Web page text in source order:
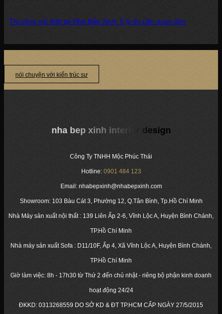
Thi công nội thất tại Nhà Bếp Xinh: 5 lý do cần quan tâm
nói chuyện với kiến trúc sư
nha bep xinh interior design
Công Ty TNHH Mộc Phúc Thái
Hotline: 0901 484 123
Email: nhabepxinh@nhabepxinh.com
Showroom: 103 Bàu Cát 3, Phường 12, Q.Tân Bình, Tp.Hồ Chí Minh
Nhà Máy sản xuất nội thất : 139 Liên Ấp 2-6, Vĩnh Lộc A, Huyện Bình Chánh,
TP.Hồ Chí Minh
Nhà máy sản xuất Sofa : D11/10F, Ấp 4, Xã Vĩnh Lộc A, Huyện Bình Chánh,
TP.Hồ Chí Minh
Giờ làm việc: 8h - 17h30 từ Thứ 2 đến chủ nhật - riêng bộ phận kinh doanh
hoạt động 24/24
ĐKKD: 0313268559 DO SỞ KD & ĐT TP.HCM CẤP NGÀY 27/5/2015